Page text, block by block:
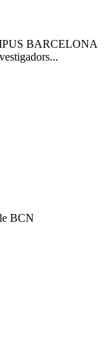
BARCELONA
BCN